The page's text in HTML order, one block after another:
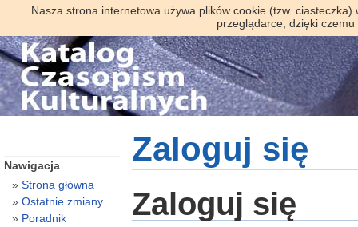
Nasza strona internetowa używa plików cookie (tzw.
przeglądarce, dzięki
Zaloguj się
Zaloguj się
Nawigacja
Strona główna
Ostatnie zmiany
Poradnik